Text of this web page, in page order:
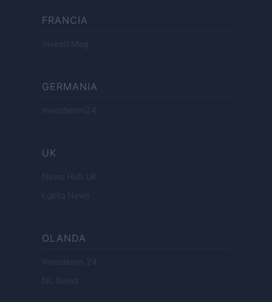
FRANCIA
InvestirMag
GERMANIA
Investieren24
UK
News Hub UK
Lgbtq News
OLANDA
Investeren 24
NL Newz